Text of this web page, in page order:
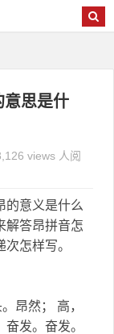
意思是什
views 人阅
的意义是什么
解答昂拼音怎
怎样写。
昂然； 高，
发。奋发。